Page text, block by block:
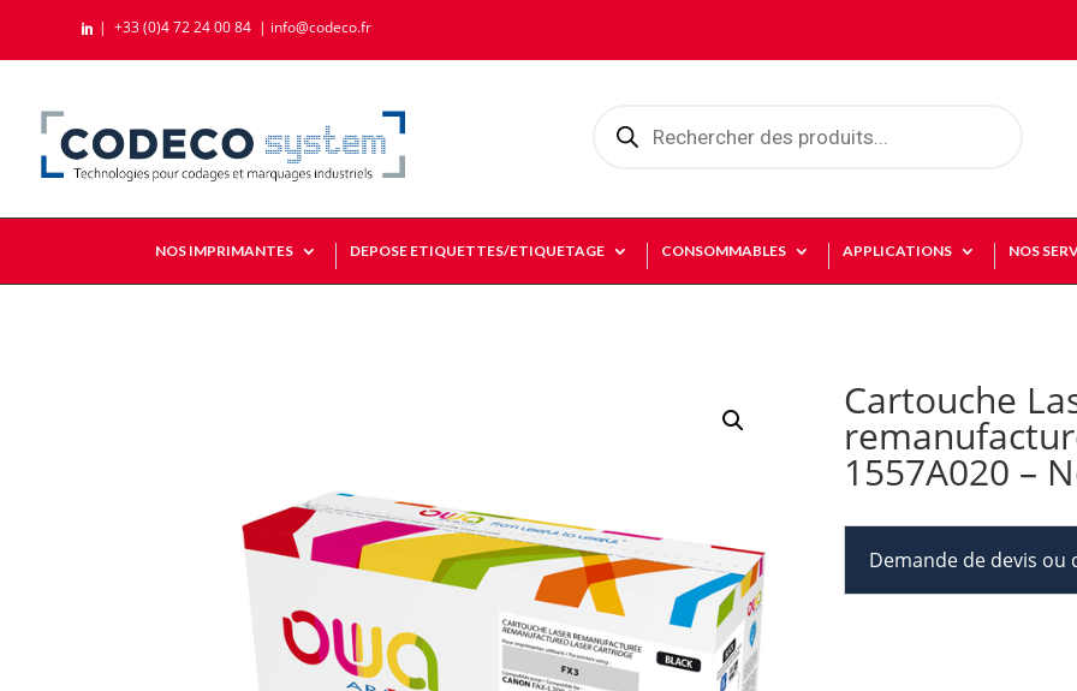
 | +33 (0)4 72 24 00 84 | info@codeco.fr
produits
NOS IMPRIMANTES DEPOSE ETIQUETTES/ETIQUETAGE CONSOMMABLES APPLICATIONS NOS
Cartouche
1557A020 –
Demande de devis